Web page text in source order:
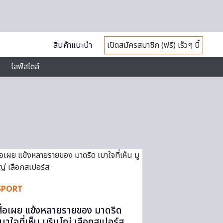
สินค้าแนะนำ
เปิดสมัครสมาชิก (ฟรี) เร็วๆ นี้
ไลฟ์สไตล์
เผย แข้งหลายรายของ มาดริด